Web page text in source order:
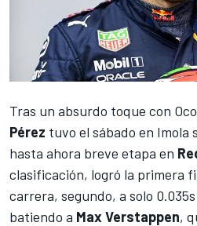
Tras un absurdo toque con
Pérez tuvo el sábado en Imola
hasta ahora breve etapa en
clasificación, logró la primera
carrera, segundo, a solo
batiendo a Max Verstappen,